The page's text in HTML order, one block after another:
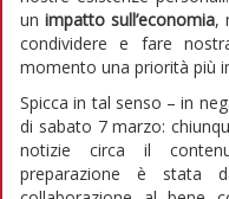
unimpatto sull’economia,
condividere e fare
momento una priorità più
Spicca in tal senso – in
di sabato 7 marzo:
notizie circa il
preparazione è stata